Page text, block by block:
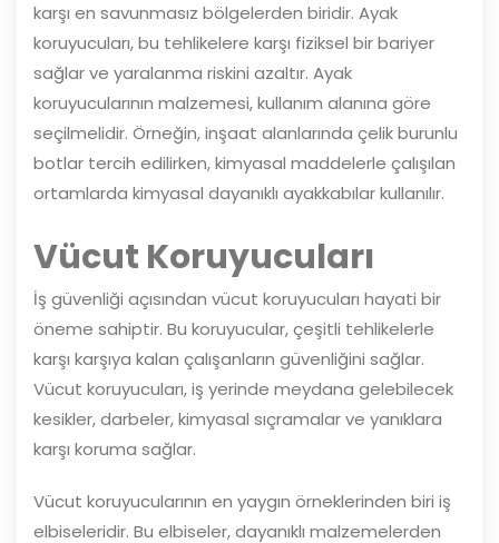
karşı en savunmasız bölgelerden biridir. Ayak
koruyucuları, bu tehlikelere karşı fiziksel bir bariyer
sağlar ve yaralanma riskini azaltır. Ayak
koruyucularının malzemesi, kullanım alanına göre
seçilmelidir. Örneğin, inşaat alanlarında çelik burunlu
botlar tercih edilirken, kimyasal maddelerle çalışılan
ortamlarda kimyasal dayanıklı ayakkabılar kullanılır.
Vücut Koruyucuları
İş güvenliği açısından vücut koruyucuları hayati bir
öneme sahiptir. Bu koruyucular, çeşitli tehlikelerle
karşı karşıya kalan çalışanların güvenliğini sağlar.
Vücut koruyucuları, iş yerinde meydana gelebilecek
kesikler, darbeler, kimyasal sıçramalar ve yanıklara
karşı koruma sağlar.
Vücut koruyucularının en yaygın örneklerinden biri iş
elbiseleridir. Bu elbiseler, dayanıklı malzemelerden